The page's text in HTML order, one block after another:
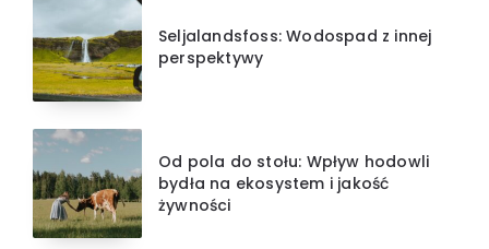
Seljalandsfoss: Wodospad z innej
perspektywy
Od pola do stołu: Wpływ hodowli
bydła na ekosystem i jakość
żywności